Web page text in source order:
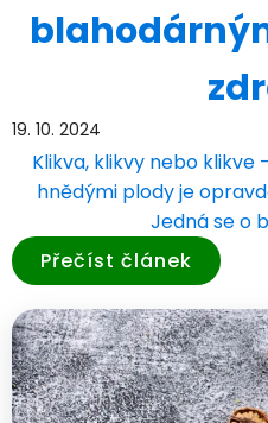
19. 10. 2024
Klikva, klikvy nebo
hnědými plody je
Jedná se o
Přečíst článek